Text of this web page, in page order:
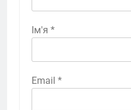
Ім'я *
Email *